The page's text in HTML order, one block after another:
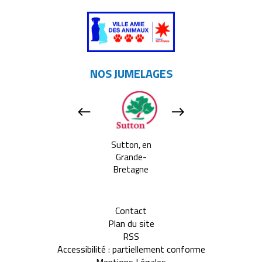
NOS JUMELAGES
Sutton, en
Grande-
Bretagne
Contact
Plan du site
RSS
Accessibilité : partiellement conforme